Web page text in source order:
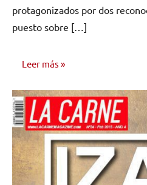
protagonizados por dos
puesto sobre […]
Leer más
OPINIÓN